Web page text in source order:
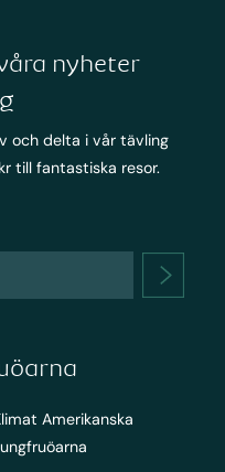
nyheter
och delta i vår tävling
till fantastiska resor.
Amerikanska